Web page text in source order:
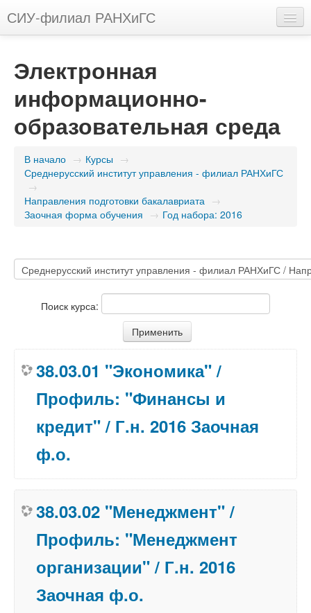
СИУ-филиал РАНХиГС
Вы не вошли в систему (Вход)
Электронная
информационно-
образовательная среда
В начало → Курсы →
Среднерусский институт управления - филиал РАНХиГС
→
Направления подготовки бакалавриата →
Заочная форма обучения → Год набора: 2016
Поиск курса:
38.03.01 "Экономика" /
Профиль: "Финансы и
кредит" / Г.н. 2016 Заочная
ф.о.
38.03.02 "Менеджмент" /
Профиль: "Менеджмент
организации" / Г.н. 2016
Заочная ф.о.